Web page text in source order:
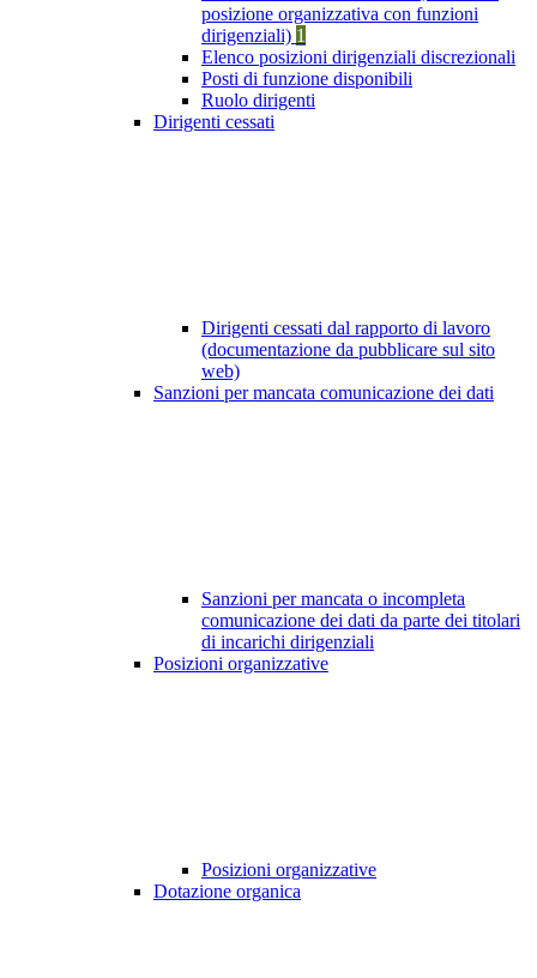
posizione organizzativa con funzioni
dirigenziali) 1
Elenco posizioni dirigenziali discrezionali
Posti di funzione disponibili
Ruolo dirigenti
Dirigenti cessati
Dirigenti cessati dal rapporto di lavoro
(documentazione da pubblicare sul sito
web)
Sanzioni per mancata comunicazione dei dati
Sanzioni per mancata o incompleta
comunicazione dei dati da parte dei titolari
di incarichi dirigenziali
Posizioni organizzative
Posizioni organizzative
Dotazione organica